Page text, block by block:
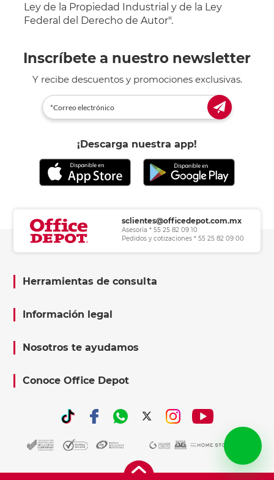
Ley de la Propiedad Industrial y de la Ley
Federal del Derecho de Autor".
Inscríbete a nuestro newsletter
Y recibe descuentos y promociones exclusivas.
¡Descarga nuestra app!
sclientes@officedepot.com.mx
Asesoría * 55 25 82 09 10
Pedidos y cotizaciones * 55 25 82 09 00
Herramientas de consulta
Información legal
Nosotros te ayudamos
Conoce Office Depot